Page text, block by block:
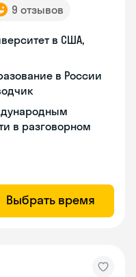
9 отзывов
в США,
в России
в разговорном
Выбрать время